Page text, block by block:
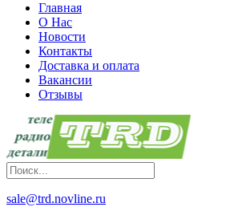
Главная
О Нас
Новости
Контакты
Доставка и оплата
Вакансии
Отзывы
sale@trd.novline.ru